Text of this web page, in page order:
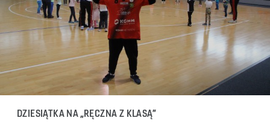
DZIESIĄTKA NA „RĘCZNA Z KLASĄ”